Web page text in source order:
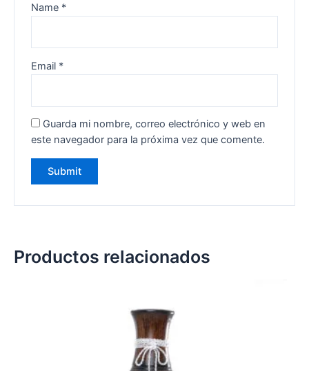
Name *
Email *
Guarda mi nombre, correo electrónico y web en
este navegador para la próxima vez que comente.
Productos relacionados